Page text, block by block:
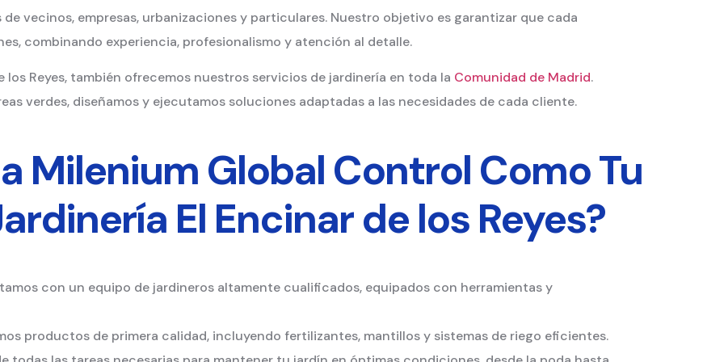
vecinos, empresas, urbanizaciones y particulares. Nuestro objetivo es garantizar que cada
combinando experiencia, profesionalismo y atención al detalle.
los Reyes, también ofrecemos nuestros servicios de jardinería en toda la Comunidad de Madrid.
verdes, diseñamos y ejecutamos soluciones adaptadas a las necesidades de cada cliente.
Milenium Global Control Como Tu
El Encinar de los Reyes?
con un equipo de jardineros altamente cualificados, equipados con herramientas y
productos de primera calidad, incluyendo fertilizantes, mantillos y sistemas de riego eficientes.